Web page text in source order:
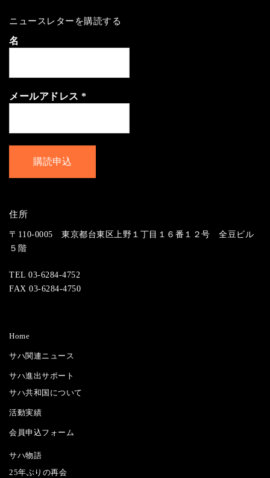
ニュースレターを購読する
名
メールアドレス *
住所
〒110-0005 東京都台東区上野１丁目１６番１２号 全豆ビル
５階
TEL 03-6284-4752
FAX 03-6284-4750
Home
サハ関連ニュース
サハ進出サポート
サハ共和国について
活動実績
会員申込フォーム
サハ物語
25年ぶりの再会